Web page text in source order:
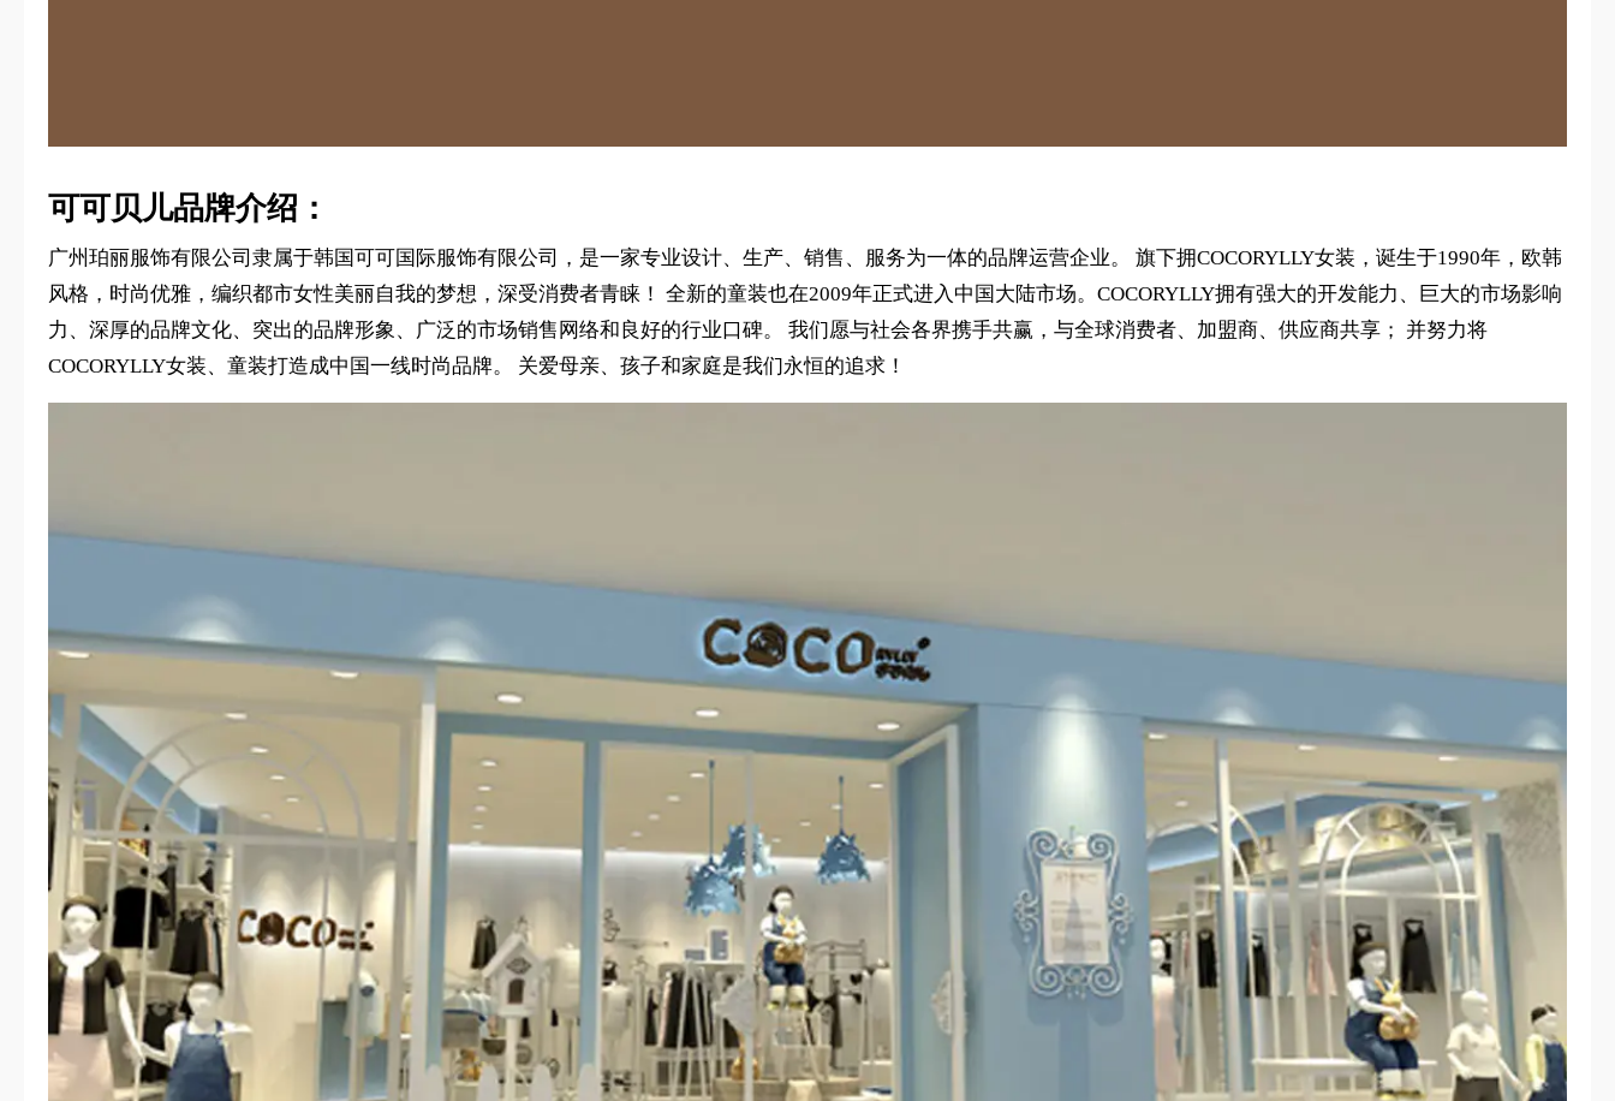
可可贝儿品牌介绍：
广州珀丽服饰有限公司隶属于韩国可可国际服饰有限公司，是一家专业设计、生产、销售、服务为一体的品牌运营企业。 旗下拥COCORYLLY女装，诞生于1990年，欧韩
风格，时尚优雅，编织都市女性美丽自我的梦想，深受消费者青睐！ 全新的童装也在2009年正式进入中国大陆市场。COCORYLLY拥有强大的开发能力、巨大的市场影响
力、深厚的品牌文化、突出的品牌形象、广泛的市场销售网络和良好的行业口碑。 我们愿与社会各界携手共赢，与全球消费者、加盟商、供应商共享； 并努力将
COCORYLLY女装、童装打造成中国一线时尚品牌。 关爱母亲、孩子和家庭是我们永恒的追求！